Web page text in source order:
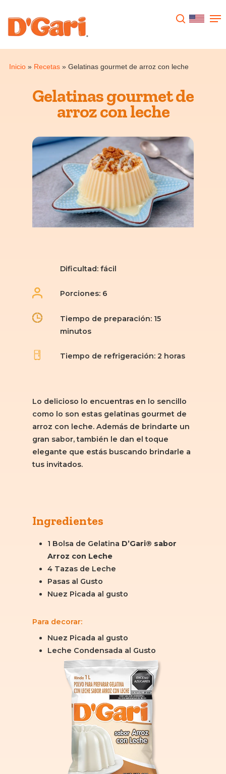
Inicio» Recetas» Gelatinas gourmet de arroz con leche
Presione enter para buscar o ESC para
Gelatinas gourmet de
arroz con leche
Dificultad: fácil
Porciones: 6
Tiempo de preparación: 15
minutos
Tiempo de refrigeración: 2 horas
Lo delicioso lo encuentras en lo sencillo
como lo son estas gelatinas gourmet de
arroz con leche. Además de brindarte un
gran sabor, también le dan el toque
elegante que estás buscando brindarle a
tus invitados.
Ingredientes
1 Bolsa de Gelatina D’Gari® sabor
Arroz con Leche
4 Tazas de Leche
Pasas al Gusto
Nuez Picada al gusto
Para decorar:
Nuez Picada al gusto
Leche Condensada al Gusto